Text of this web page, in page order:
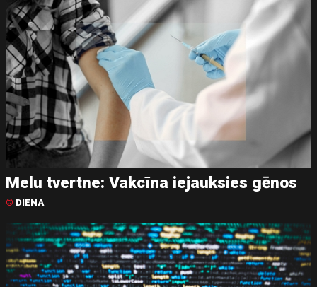
Melu tvertne: Vakcīna iejauksies gēnos
© DIENA